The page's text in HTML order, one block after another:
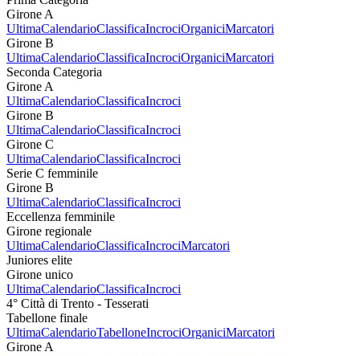
Girone A
UltimaCalendarioClassificaIncrociOrganiciMarcatori
Girone B
UltimaCalendarioClassificaIncrociOrganiciMarcatori
Seconda Categoria
Girone A
UltimaCalendarioClassificaIncroci
Girone B
UltimaCalendarioClassificaIncroci
Girone C
UltimaCalendarioClassificaIncroci
Serie C femminile
Girone B
UltimaCalendarioClassificaIncroci
Eccellenza femminile
Girone regionale
UltimaCalendarioClassificaIncrociMarcatori
Juniores elite
Girone unico
UltimaCalendarioClassificaIncroci
4° Città di Trento - Tesserati
Tabellone finale
UltimaCalendarioTabelloneIncrociOrganiciMarcatori
Girone A